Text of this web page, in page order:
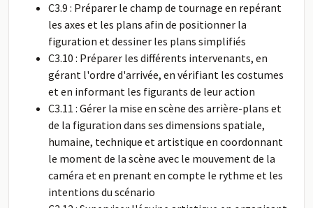
C3.9 : Préparer le champ de tournage en repérant
les axes et les plans afin de positionner la
figuration et dessiner les plans simplifiés
C3.10 : Préparer les différents intervenants, en
gérant l'ordre d'arrivée, en vérifiant les costumes
et en informant les figurants de leur action
C3.11 : Gérer la mise en scène des arrière-plans et
de la figuration dans ses dimensions spatiale,
humaine, technique et artistique en coordonnant
le moment de la scène avec le mouvement de la
caméra et en prenant en compte le rythme et les
intentions du scénario